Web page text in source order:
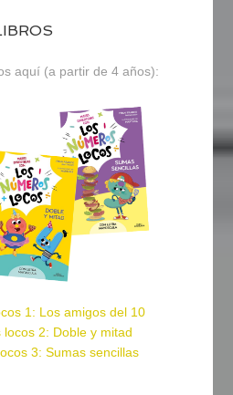
aquí (a partir de 4 años):
1: Los amigos del 10
locos 2: Doble y mitad
3: Sumas sencillas